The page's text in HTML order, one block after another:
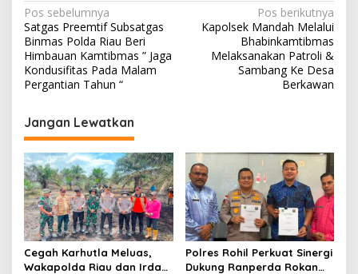
N
a
v
i
a
s
i
p
o
s
Pos sebelumnya
Satgas Preemtif Subsatgas
Binmas Polda Riau Beri
Himbauan Kamtibmas ” Jaga
Kondusifitas Pada Malam
Pergantian Tahun “
Pos berikutnya
Kapolsek Mandah Melalui
Bhabinkamtibmas
Melaksanakan Patroli &
Sambang Ke Desa
Berkawan
Jangan Lewatkan
Cegah Karhutla Meluas,
Wakapolda Riau dan Irdam
Polres Rohil Perkuat Sinergi
Dukung Ranperda Rokan